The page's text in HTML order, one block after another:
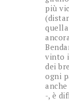
più
vinto
dei
ogni
-, è